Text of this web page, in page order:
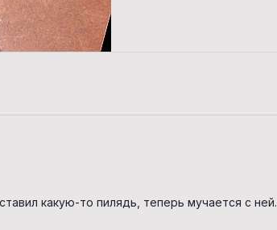
какую-то пилядь, теперь мучается с ней.